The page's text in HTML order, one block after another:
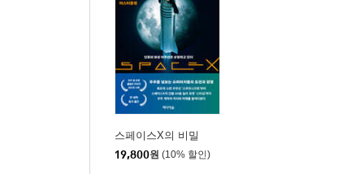
스페이스X의 비밀
19,800원 (10% 할인)